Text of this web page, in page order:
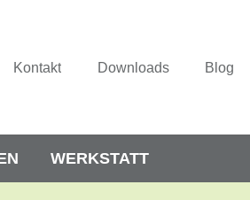
Kontakt Downloads Blog
WERKSTATT